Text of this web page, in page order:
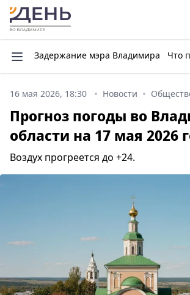
Задержание мэра Владимира Что
16 мая 2026, 18:30 Новости
Прогноз погоды во
области на 17 мая 2026
Воздух прогреется до +24.